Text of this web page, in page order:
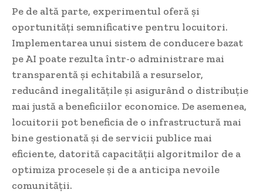
Pe de altă parte, experimentul oferă și
oportunități semnificative pentru locuitori.
Implementarea unui sistem de conducere bazat
pe AI poate rezulta într-o administrare mai
transparentă și echitabilă a resurselor,
reducând inegalitățile și asigurând o distribuție
mai justă a beneficiilor economice. De asemenea,
locuitorii pot beneficia de o infrastructură mai
bine gestionată și de servicii publice mai
eficiente, datorită capacității algoritmilor de a
optimiza procesele și de a anticipa nevoile
comunității.